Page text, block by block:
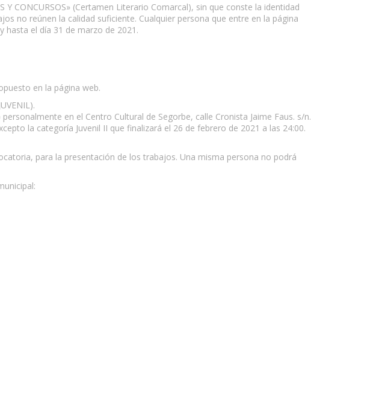
CONCURSOS» (Certamen Literario Comarcal), sin que conste la identidad
no reúnen la calidad suficiente. Cualquier persona que entre en la página
el día 31 de marzo de 2021.
en la página web.
en el Centro Cultural de Segorbe, calle Cronista Jaime Faus. s/n.
la categoría Juvenil II que finalizará el 26 de febrero de 2021 a las 24:00.
para la presentación de los trabajos. Una misma persona no podrá